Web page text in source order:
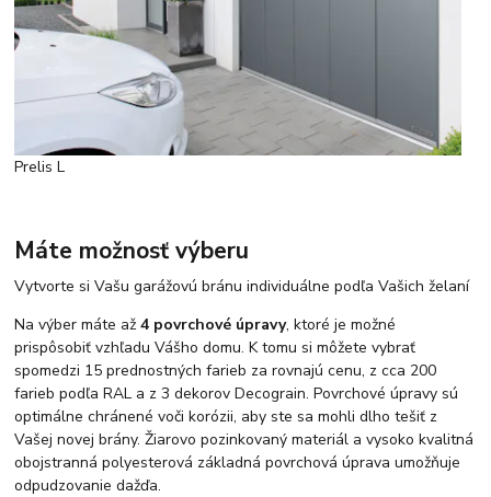
Prelis L
Máte možnosť výberu
Vytvorte si Vašu garážovú bránu individuálne podľa Vašich želaní
Na výber máte až4 povrchové úpravy, ktoré je možné
prispôsobiť vzhľadu Vášho domu. K tomu si môžete vybrať
spomedzi 15 prednostných farieb za rovnajú cenu, z cca 200
farieb podľa RAL a z 3 dekorov Decograin. Povrchové úpravy sú
optimálne chránené voči korózii, aby ste sa mohli dlho tešiť z
Vašej novej brány. Žiarovo pozinkovaný materiál a vysoko kvalitná
obojstranná polyesterová základná povrchová úprava umožňuje
odpudzovanie dažďa.